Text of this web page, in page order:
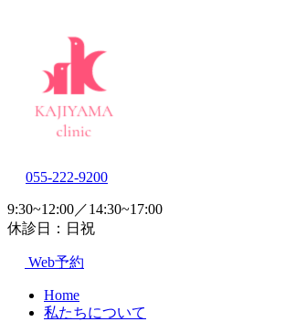
055-222-9200
9:30~12:00／14:30~17:00
休診日：日祝
Web予約
Home
私たちについて